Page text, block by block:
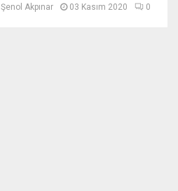
Şenol Akpınar 03 Kasım 2020 0